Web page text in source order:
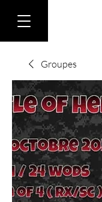
Groupes